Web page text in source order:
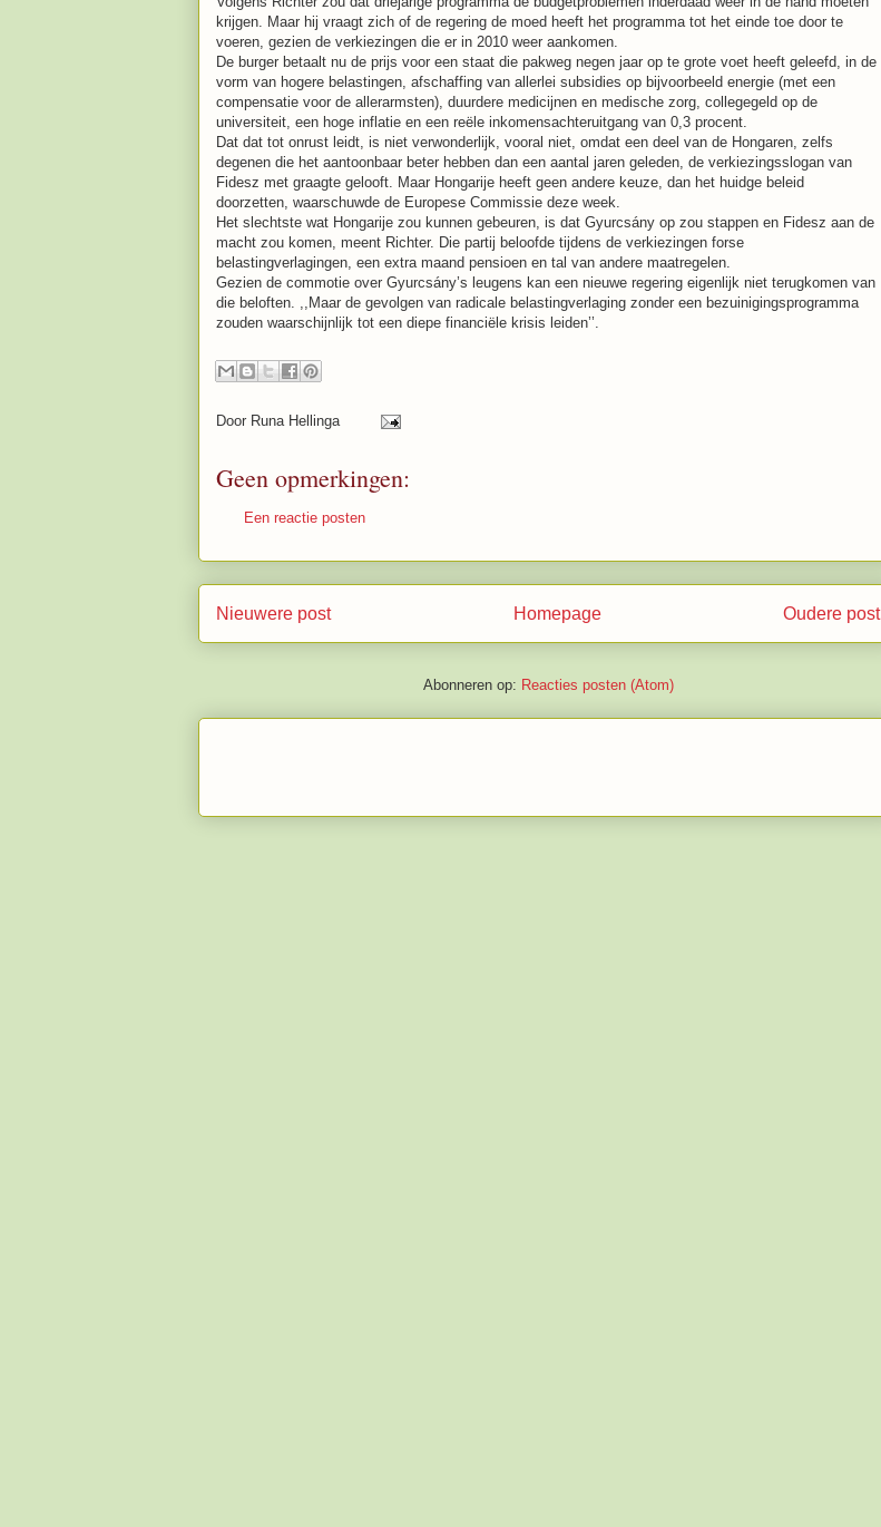
krijgen. Maar hij vraagt zich of de regering de moed heeft het programma tot het einde toe door te
voeren, gezien de verkiezingen die er in 2010 weer aankomen.
De burger betaalt nu de prijs voor een staat die pakweg negen jaar op te grote voet heeft geleefd, in de
vorm van hogere belastingen, afschaffing van allerlei subsidies op bijvoorbeeld energie (met een
compensatie voor de allerarmsten), duurdere medicijnen en medische zorg, collegegeld op de
universiteit, een hoge inflatie en een reële inkomensachteruitgang van 0,3 procent.
Dat dat tot onrust leidt, is niet verwonderlijk, vooral niet, omdat een deel van de Hongaren, zelfs
degenen die het aantoonbaar beter hebben dan een aantal jaren geleden, de verkiezingsslogan van
Fidesz met graagte gelooft. Maar Hongarije heeft geen andere keuze, dan het huidge beleid
doorzetten, waarschuwde de Europese Commissie deze week.
Het slechtste wat Hongarije zou kunnen gebeuren, is dat Gyurcsány op zou stappen en Fidesz aan de
macht zou komen, meent Richter. Die partij beloofde tijdens de verkiezingen forse
belastingverlagingen, een extra maand pensioen en tal van andere maatregelen.
Gezien de commotie over Gyurcsány’s leugens kan een nieuwe regering eigenlijk niet terugkomen van
die beloften. ,,Maar de gevolgen van radicale belastingverlaging zonder een bezuinigingsprogramma
zouden waarschijnlijk tot een diepe financiële krisis leiden’’.
Door Runa Hellinga
Geen opmerkingen:
Een reactie posten
Nieuwere post Oudere post
Homepage
Abonneren op: Reacties posten (Atom)